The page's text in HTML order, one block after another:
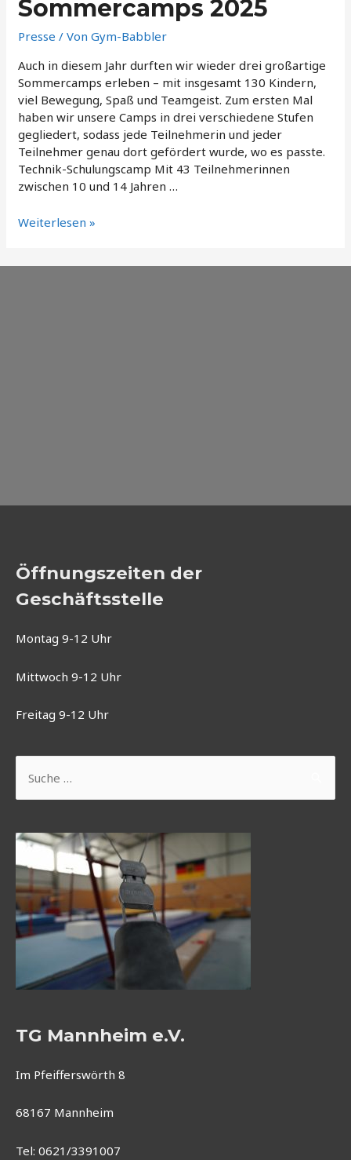
Sommercamps 2025
Presse / VonGym-Babbler
Auch in diesem Jahr durften wir wieder drei großartige
Sommercamps erleben – mit insgesamt 130 Kindern,
viel Bewegung, Spaß und Teamgeist. Zum ersten Mal
haben wir unsere Camps in drei verschiedene Stufen
gegliedert, sodass jede Teilnehmerin und jeder
Teilnehmer genau dort gefördert wurde, wo es passte.
Technik-Schulungscamp Mit 43 Teilnehmerinnen
zwischen 10 und 14 Jahren …
Turnen,
Weiterlesen »
Öffnungszeiten der
Geschäftsstelle
Montag 9-12 Uhr
Mittwoch 9-12 Uhr
Freitag 9-12 Uhr
nach:
TG Mannheim e.V.
Im Pfeifferswörth 8
68167 Mannheim
Tel: 0621/3391007